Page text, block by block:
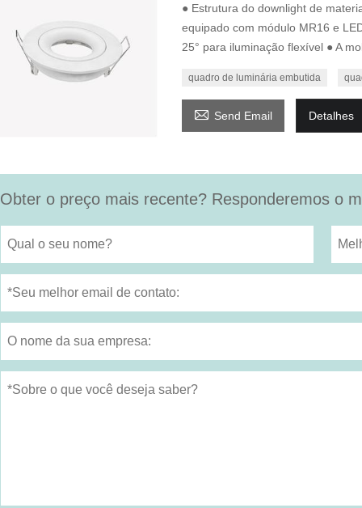
● Estrutura do downlight de
equipado com módulo MR16 e
25° para iluminação flexível ● A
quadro de luminária embutida
 Send Email Detalhes
Obter o preço mais recente? Responderemos o